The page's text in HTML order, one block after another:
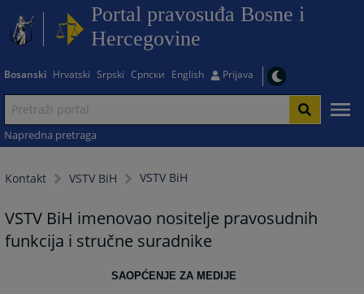
Portal pravosuđa Bosne i
Hercegovine
Bosanski Hrvatski Srpski Српски English Prijava
Napredna pretraga
Kontakt VSTV BiH VSTV BiH
VSTV BiH imenovao nositelje pravosudnih
funkcija i stručne suradnike
SAOPĆENJE ZA MEDIJE